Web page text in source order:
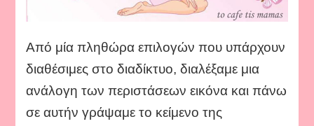
Από μία πληθώρα επιλογών που υπάρχουν
διαθέσιμες στο διαδίκτυο, διαλέξαμε μια
ανάλογη των περιστάσεων εικόνα και πάνω
σε αυτήν γράψαμε το κείμενο της